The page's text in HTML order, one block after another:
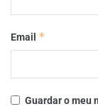
Email *
Guardar o meu